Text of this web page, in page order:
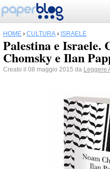
HOME › CULTURA › ISRAELE
Palestina e Israele.
Chomsky e Ilan
Creato il 08 maggio 2015 da Leggere